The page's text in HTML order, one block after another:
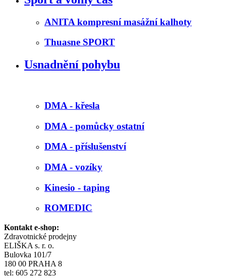
ANITA kompresní masážní kalhoty
Thuasne SPORT
Usnadnění pohybu
DMA - křesla
DMA - pomůcky ostatní
DMA - příslušenství
DMA - vozíky
Kinesio - taping
ROMEDIC
Kontakt e-shop:
Zdravotnické prodejny
ELIŠKA s. r. o.
Bulovka 101/7
180 00 PRAHA 8
tel: 605 272 823